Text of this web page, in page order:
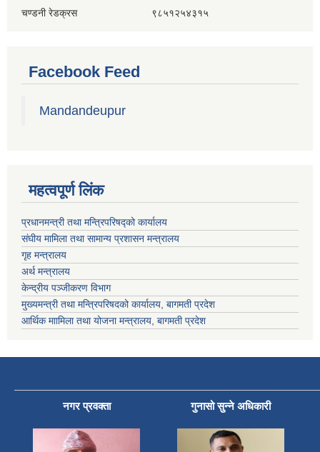
चण्डनी रेडक्रस ९८५१२५४३१५
Facebook Feed
Mandandeupur
महत्वपूर्ण लिंक
प्रधानमन्त्री तथा मन्त्रिपरिषद्को कार्यालय
संघीय मामिला तथा सामान्य प्रशासन मन्त्रालय
गृह मन्त्रालय
अर्थ मन्त्रालय
केन्द्रीय पञ्जीकरण विभाग
मुख्यमन्त्री तथा मन्त्रिपरिषदको कार्यालय, बागमती प्रदेश
आर्थिक माामिला तथा योजना मन्त्रालय, बागमती प्रदेश
नगर प्रवक्ता गुनासो सुन्ने अधिकारी